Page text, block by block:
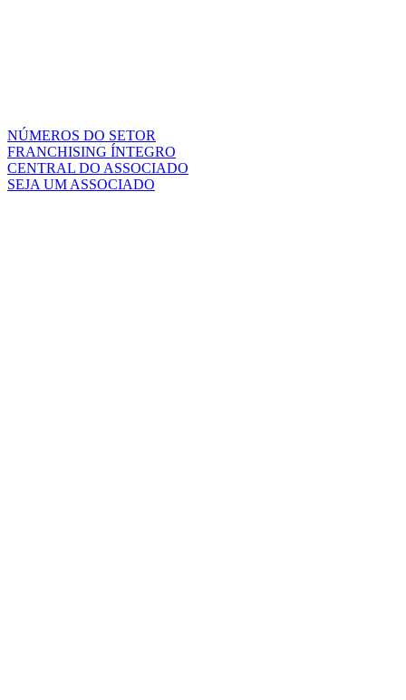
NÚMEROS DO SETOR
FRANCHISING ÍNTEGRO
CENTRAL DO ASSOCIADO
SEJA UM ASSOCIADO